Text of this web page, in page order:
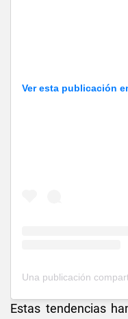
Ver esta publicación
Estas tendencias